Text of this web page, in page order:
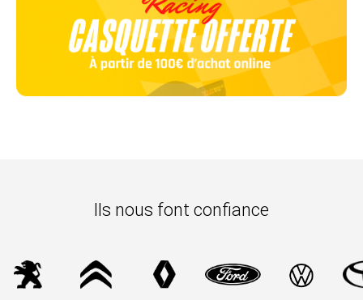
Ils nous font confiance